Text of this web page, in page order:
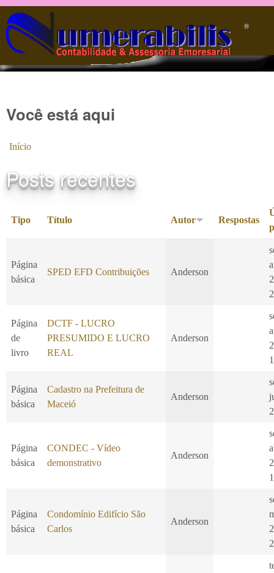
Pular para o conteúdo principal
®️
Você está aqui
Início
Posts recentes
Tipo Título Autor Respostas
Página
básica
SPED EFD Contribuições Anderson
Página
de
livro
DCTF - LUCRO
PRESUMIDO E LUCRO
REAL
Anderson
Página
básica
Cadastro na Prefeitura de
Maceió
Anderson
Página
básica
CONDEC - Vídeo
demonstrativo
Anderson
Página
básica
Condomínio Edifício São
Carlos
Anderson